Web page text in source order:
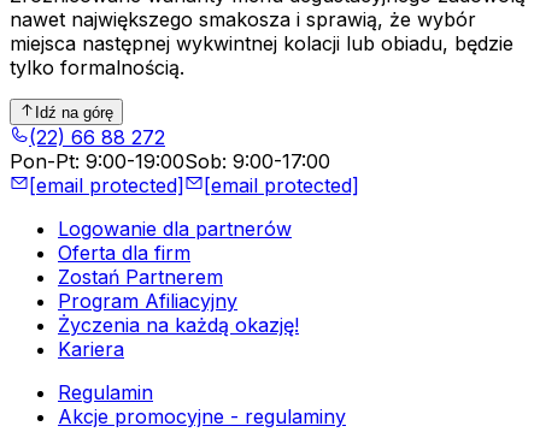
nawet największego smakosza i sprawią, że wybór
miejsca następnej wykwintnej kolacji lub obiadu, będzie
tylko formalnością.
Idź na górę
(22) 66 88 272
Pon-Pt: 9:00-19:00Sob: 9:00-17:00
[email protected]
[email protected]
Logowanie dla partnerów
Oferta dla firm
Zostań Partnerem
Program Afiliacyjny
Życzenia na każdą okazję!
Kariera
Regulamin
Akcje promocyjne - regulaminy